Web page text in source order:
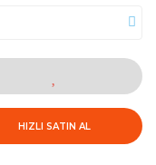
HIZLI SATIN AL